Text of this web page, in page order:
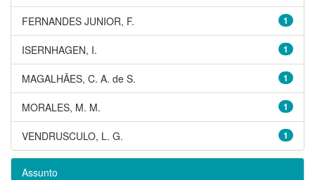
1
FERNANDES JUNIOR, F.
1
ISERNHAGEN, I.
1
MAGALHÃES, C. A. de S.
1
MORALES, M. M.
1
VENDRUSCULO, L. G.
Assunto